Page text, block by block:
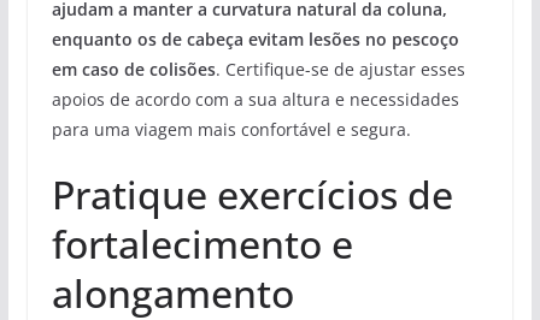
ajudam a manter a curvatura natural da coluna,
enquanto os de cabeça evitam lesões no pescoço
em caso de colisões. Certifique-se de ajustar esses
apoios de acordo com a sua altura e necessidades
para uma viagem mais confortável e segura.
Pratique exercícios de
fortalecimento e
alongamento